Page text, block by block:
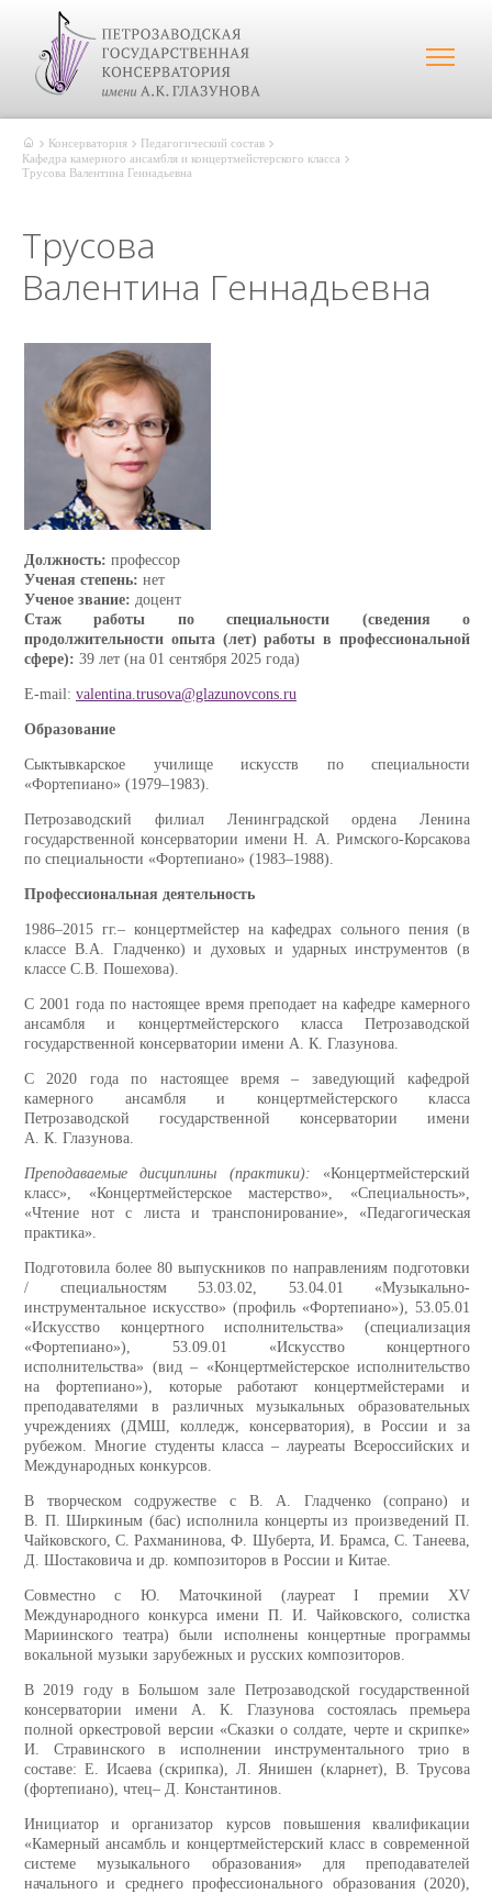
Консерватория
Педагогический состав
Кафедра камерного ансамбля и концертмейстерского класса
Трусова Валентина Геннадьевна
Трусова
Валентина Геннадьевна
Должность: профессор
Ученая степень: нет
Ученое звание: доцент
Стаж работы по специальности (сведения о
продолжительности опыта (лет) работы в профессиональной
сфере): 39 лет (на 01 сентября 2025 года)
E-mail: valentina.trusova@glazunovcons.ru
Образование
Сыктывкарское училище искусств по специальности
«Фортепиано» (1979‒1983).
Петрозаводский филиал Ленинградской ордена Ленина
государственной консерватории имени Н. А. Римского-Корсакова
по специальности «Фортепиано» (1983‒1988).
Профессиональная деятельность
1986‒2015 гг.‒ концертмейстер на кафедрах сольного пения (в
классе В.А. Гладченко) и духовых и ударных инструментов (в
классе С.В. Пошехова).
С 2001 года по настоящее время преподает на кафедре камерного
ансамбля и концертмейстерского класса Петрозаводской
государственной консерватории имени А. К. Глазунова.
С 2020 года по настоящее время ‒ заведующий кафедрой
камерного ансамбля и концертмейстерского класса
Петрозаводской государственной консерватории имени
А. К. Глазунова.
Преподаваемые дисциплины (практики): «Концертмейстерский
класс», «Концертмейстерское мастерство», «Специальность»,
«Чтение нот с листа и транспонирование», «Педагогическая
практика».
Подготовила более 80 выпускников по направлениям подготовки
/ специальностям 53.03.02, 53.04.01 «Музыкально-
инструментальное искусство» (профиль «Фортепиано»), 53.05.01
«Искусство концертного исполнительства» (специализация
«Фортепиано»), 53.09.01 «Искусство концертного
исполнительства» (вид – «Концертмейстерское исполнительство
на фортепиано»), которые работают концертмейстерами и
преподавателями в различных музыкальных образовательных
учреждениях (ДМШ, колледж, консерватория), в России и за
рубежом. Многие студенты класса – лауреаты Всероссийских и
Международных конкурсов.
В творческом содружестве с В. А. Гладченко (сопрано) и
В. П. Ширкиным (бас) исполнила концерты из произведений П.
Чайковского, С. Рахманинова, Ф. Шуберта, И. Брамса, С. Танеева,
Д. Шостаковича и др. композиторов в России и Китае.
Совместно с Ю. Маточкиной (лауреат I премии XV
Международного конкурса имени П. И. Чайковского, солистка
Мариинского театра) были исполнены концертные программы
вокальной музыки зарубежных и русских композиторов.
В 2019 году в Большом зале Петрозаводской государственной
консерватории имени А. К. Глазунова состоялась премьера
полной оркестровой версии «Сказки о солдате, черте и скрипке»
И. Стравинского в исполнении инструментального трио в
составе: Е. Исаева (скрипка), Л. Янишен (кларнет), В. Трусова
(фортепиано), чтец‒ Д. Константинов.
Инициатор и организатор курсов повышения квалификации
«Камерный ансамбль и концертмейстерский класс в современной
системе музыкального образования» для преподавателей
начального и среднего профессионального образования (2020),